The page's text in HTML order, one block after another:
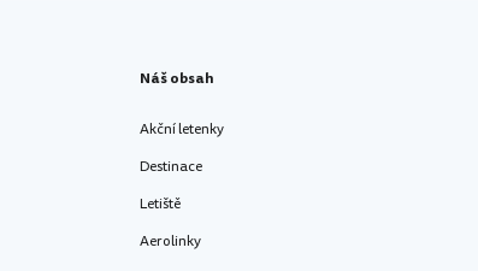
Náš obsah
Akční letenky
Destinace
Letiště
Aerolinky